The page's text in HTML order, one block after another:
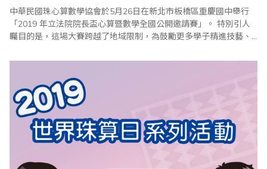
中華民國珠心算數學協會於5月26日在新北市板橋區重慶國中舉行
「2019 年立法院院長盃心算暨數學全國公開邀請賽」。 特別引人
矚目的是，這場大賽跨越了地域限制，為鼓勵更多學子精進技藝、
同步舉辦，號召全台各地一共參千多位選手齊聚切磋，各路人馬來
均有實證研究指出，珠心算可有效..